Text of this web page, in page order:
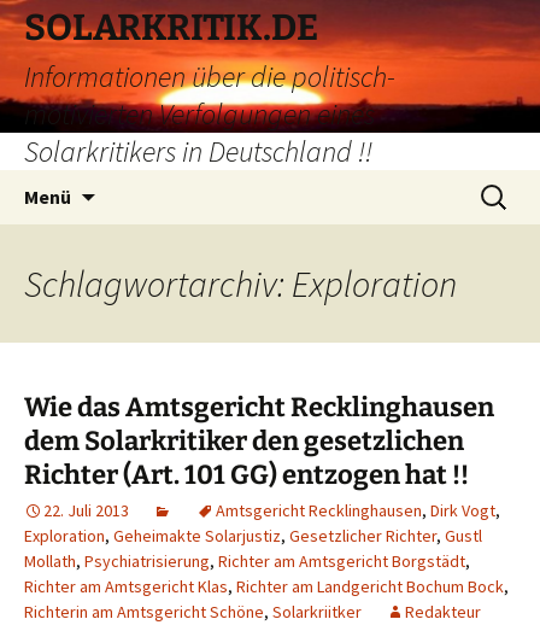
Zum
Inhalt
springen
SOLARKRITIK.DE
Informationen über die politisch-
motivierten Verfolgungen eines
Solarkritikers in Deutschland !!
Menü
Suchen
nach:
Schlagwortarchiv: Exploration
Wie das Amtsgericht Recklinghausen
dem Solarkritiker den gesetzlichen
Richter (Art. 101 GG) entzogen hat !!
22. Juli 2013 Amtsgericht Recklinghausen, Dirk Vogt,
Exploration, Geheimakte Solarjustiz, Gesetzlicher Richter, Gustl
Mollath, Psychiatrisierung, Richter am Amtsgericht Borgstädt,
Richter am Amtsgericht Klas, Richter am Landgericht Bochum Bock,
Richterin am Amtsgericht Schöne, Solarkriitker Redakteur